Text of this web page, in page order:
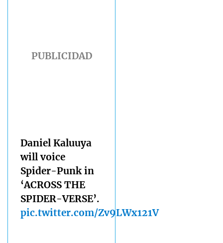
Daniel Kaluuya
will voice
Spider-Punk in
‘ACROSS THE
SPIDER-VERSE’.
pic.twitter.com/Zv9LWx121V